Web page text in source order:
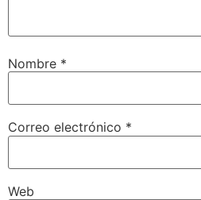
Nombre *
Correo electrónico *
Web